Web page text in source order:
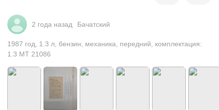
2 года назад Бачатский
1987 год 1.3 л бензин механика передний
комплектация:
1.3 MT 21086